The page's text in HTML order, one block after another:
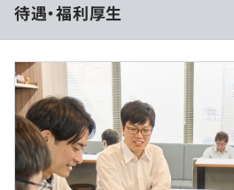
装・水平展開
・AIシミュレーター/強化学習作
のAzure構築とWebアプリ部分
・医療系情報システム/手術室情報
割付機能など
・小規模倉庫向け在庫管理システム
・銀行系システム
・転職事業システム
待遇・福利厚生
◆月給制
※残業代は全額別途支給、賞与なし
※経験・能力を考慮の上、弊社規
※経験5年以上あり、設計・製造